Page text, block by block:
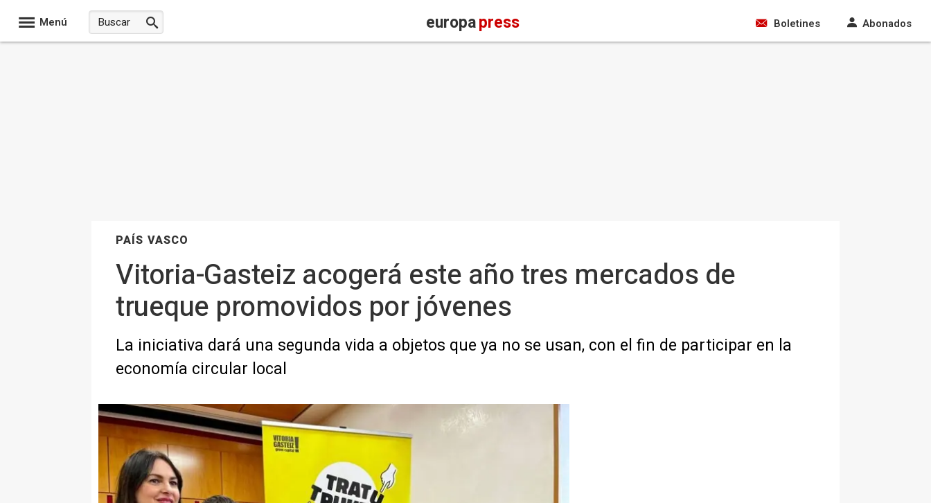
Menú europapress Boletines Abonados
PAÍS VASCO
Vitoria-Gasteiz acogerá este año tres mercados de
trueque promovidos por jóvenes
La iniciativa dará una segunda vida a objetos que ya no se usan, con el fin de participar en la
economía circular local